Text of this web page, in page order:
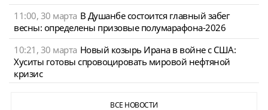
11:00, 30 марта В Душанбе состоится главный забег
весны: определены призовые полумарафона-2026
10:21, 30 марта Новый козырь Ирана в войне с США:
Хуситы готовы спровоцировать мировой нефтяной
кризис
ВСЕ НОВОСТИ